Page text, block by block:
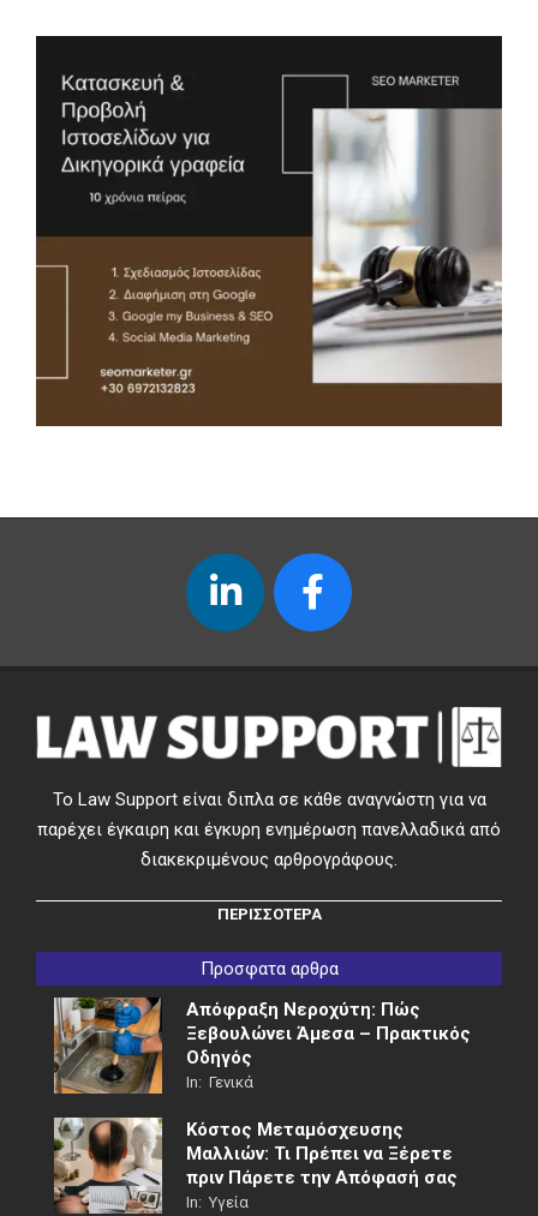
Το Law Support είναι διπλα σε κάθε αναγνώστη για να
παρέχει έγκαιρη και έγκυρη ενημέρωση πανελλαδικά από
διακεκριμένους αρθρογράφους.
ΠΕΡΙΣΣΟΤΕΡΑ
Προσφατα αρθρα
Απόφραξη Νεροχύτη: Πώς
Ξεβουλώνει Άμεσα – Πρακτικός
Οδηγός
In: Γενικά
Κόστος Μεταμόσχευσης
Μαλλιών: Τι Πρέπει να Ξέρετε
πριν Πάρετε την Απόφασή σας
In: Υγεία